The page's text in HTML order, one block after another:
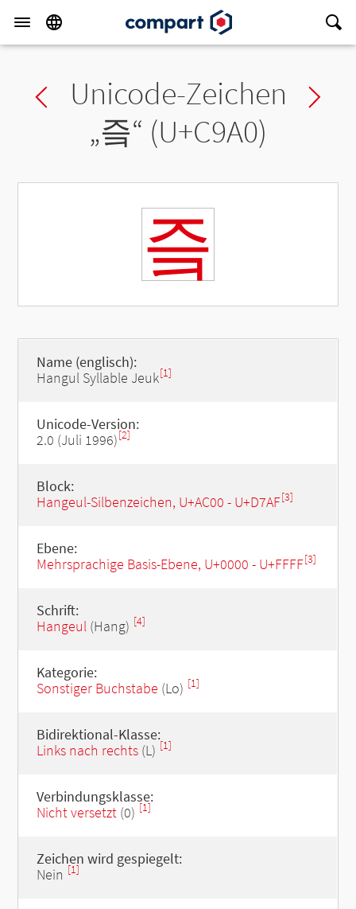
Previous char
Unicode-Zeichen
„즠“ (U+C9A0)
즠
Name (englisch):
Hangul Syllable Jeuk[1]
Unicode-Version:
2.0 (Juli 1996)[2]
Block:
Hangeul-Silbenzeichen, U+AC00 - U+D7AF[3]
Ebene:
Mehrsprachige Basis-Ebene, U+0000 - U+FFFF[3]
Schrift:
Hangeul(Hang) [4]
Kategorie:
Sonstiger Buchstabe (Lo) [1]
Bidirektional-Klasse:
Links nach rechts(L) [1]
Verbindungsklasse:
Nicht versetzt(0) [1]
Zeichen wird gespiegelt:
Nein [1]